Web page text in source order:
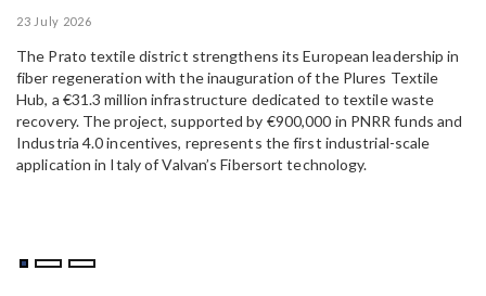
23 July 2026
The Prato textile district strengthens its European leadership in
fiber regeneration with the inauguration of the Plures Textile
Hub, a €31.3 million infrastructure dedicated to textile waste
recovery. The project, supported by €900,000 in PNRR funds and
Industria 4.0 incentives, represents the first industrial-scale
application in Italy of Valvan’s Fibersort technology.